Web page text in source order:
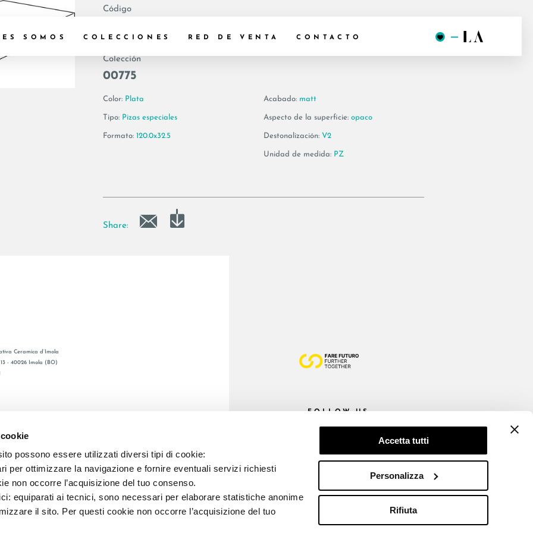
possono essere utilizzati diversi tipi di cookie:
per ottimizzare la navigazione e fornire eventuali servizi richiesti
non occorre l’acquisizione del tuo consenso.
equiparati ai tecnici, sono necessari per elaborare statistiche anonime
il sito. Per questi cookie non occorre l’acquisizione del tuo
Accetta tutti
Personalizza
Rifiuta
SOMOS COLECCIONES RED DE VENTA CONTACTO
Código
Colección
00775
Color: Plata
Tipo: Pizas especiales
Formato: 120.0x32.5
Acabado: matt
Aspecto de la superficie: opaco
Destonalización: V2
Unidad de medida: PZ
Share:
Ceramica d’Imola
- 40026 Imola (BO)
FOLLOW US
E REG. IMPR. BO 00286900378 R.E.A. BO 5545